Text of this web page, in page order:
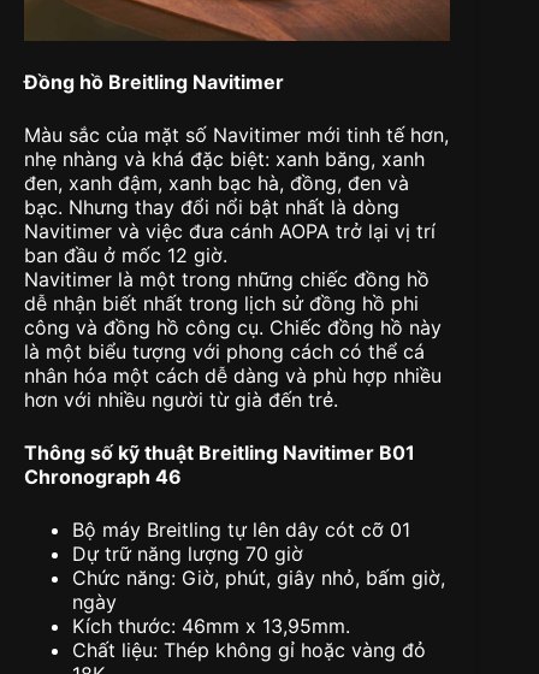
Đồng hồ Breitling Navitimer
Màu sắc của mặt số Navitimer mới tinh tế hơn,
nhẹ nhàng và khá đặc biệt: xanh băng, xanh
đen, xanh đậm, xanh bạc hà, đồng, đen và
bạc. Nhưng thay đổi nổi bật nhất là dòng
Navitimer và việc đưa cánh AOPA trở lại vị trí
ban đầu ở mốc 12 giờ.
Navitimer là một trong những chiếc đồng hồ
dễ nhận biết nhất trong lịch sử đồng hồ phi
công và đồng hồ công cụ. Chiếc đồng hồ này
là một biểu tượng với phong cách có thể cá
nhân hóa một cách dễ dàng và phù hợp nhiều
hơn với nhiều người từ già đến trẻ.
Thông số kỹ thuật Breitling Navitimer B01
Chronograph 46
Bộ máy Breitling tự lên dây cót cỡ 01
Dự trữ năng lượng 70 giờ
Chức năng: Giờ, phút, giây nhỏ, bấm giờ,
ngày
Kích thước: 46mm x 13,95mm.
Chất liệu: Thép không gỉ hoặc vàng đỏ